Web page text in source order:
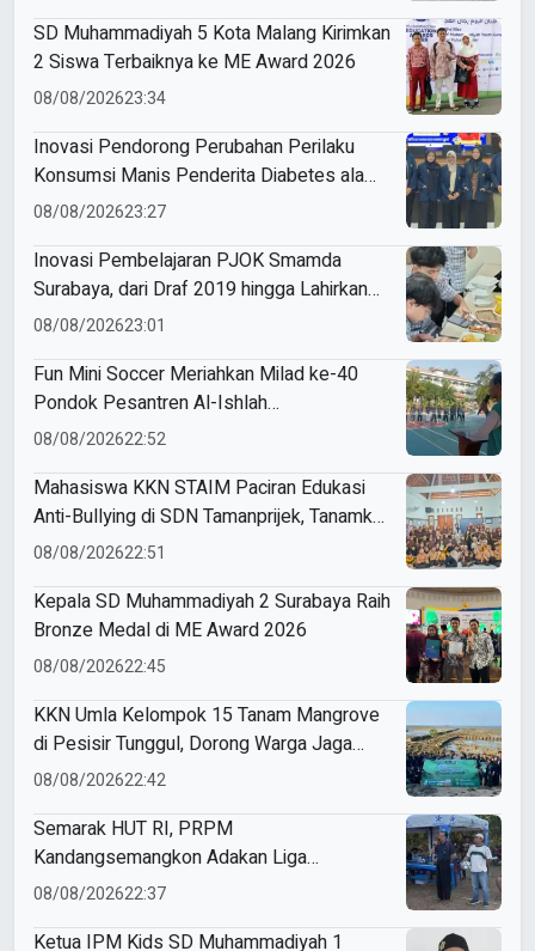
SD Muhammadiyah 5 Kota Malang Kirimkan
2 Siswa Terbaiknya ke ME Award 2026
08/08/202623:34
Inovasi Pendorong Perubahan Perilaku
Konsumsi Manis Penderita Diabetes ala
Mahasiswa Unesa
08/08/202623:27
Inovasi Pembelajaran PJOK Smamda
Surabaya, dari Draf 2019 hingga Lahirkan
Modul Gizi Digital
08/08/202623:01
Fun Mini Soccer Meriahkan Milad ke-40
Pondok Pesantren Al-Ishlah
Sendangagung
08/08/202622:52
Mahasiswa KKN STAIM Paciran Edukasi
Anti-Bullying di SDN Tamanprijek, Tanamkan
Empati Sejak Dini
08/08/202622:51
Kepala SD Muhammadiyah 2 Surabaya Raih
Bronze Medal di ME Award 2026
08/08/202622:45
KKN Umla Kelompok 15 Tanam Mangrove
di Pesisir Tunggul, Dorong Warga Jaga
Lingkungan
08/08/202622:42
Semarak HUT RI, PRPM
Kandangsemangkon Adakan Liga
Kemerdekaan 2026
08/08/202622:37
Ketua IPM Kids SD Muhammadiyah 1